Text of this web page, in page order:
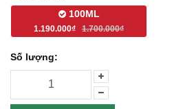
100ML
1.190.000₫ 1.700.000₫
Số lượng: